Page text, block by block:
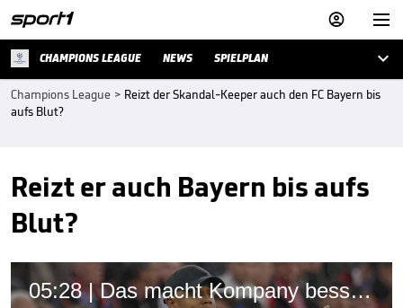


CHAMPIONS LEAGUE NEWS SPIELPLAN 
Champions League > Reizt der Skandal-Keeper auch den FC Bayern bis
aufs Blut?
Reizt er auch Bayern bis aufs
Blut?
05:28 | Das macht Kompany besser als Tuchel